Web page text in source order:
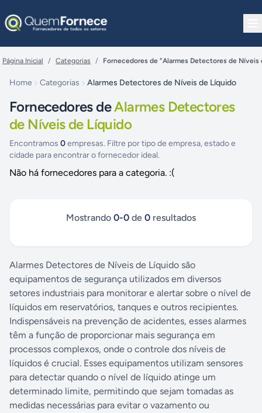
Página Inicial / Categorias / Fornecedores de "Alarmes Detectores de Níveis
Home Categorias Alarmes Detectores de Níveis de Líquido
Fornecedores deAlarmes Detectores
de Níveis de Líquido
Encontramos 0empresas. Filtre por tipo de empresa, estado e
cidade para encontrar o fornecedor ideal.
Não há fornecedores para a categoria. :(
Mostrando 0-0 de 0 resultados
Alarmes Detectores de Níveis de Líquido são
equipamentos de segurança utilizados em diversos
setores industriais para monitorar e alertar sobre o nível de
líquidos em reservatórios, tanques e outros recipientes.
Indispensáveis na prevenção de acidentes, esses alarmes
têm a função de proporcionar mais segurança em
processos complexos, onde o controle dos níveis de
líquidos é crucial. Esses equipamentos utilizam sensores
para detectar quando o nível de líquido atinge um
determinado limite, permitindo que sejam tomadas as
medidas necessárias para evitar o vazamento ou